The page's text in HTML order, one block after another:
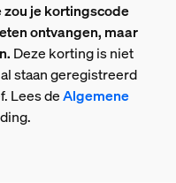
zou je kortingscode
ontvangen, maar
Deze korting is niet
staan geregistreerd
Lees deAlgemene